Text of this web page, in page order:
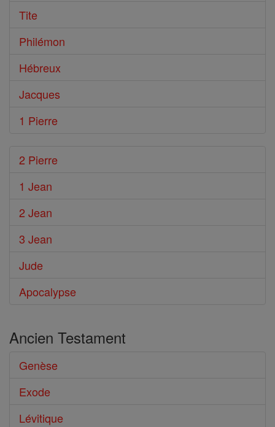
Tite
Philémon
Hébreux
Jacques
1 Pierre
2 Pierre
1 Jean
2 Jean
3 Jean
Jude
Apocalypse
Ancien Testament
Genèse
Exode
Lévitique